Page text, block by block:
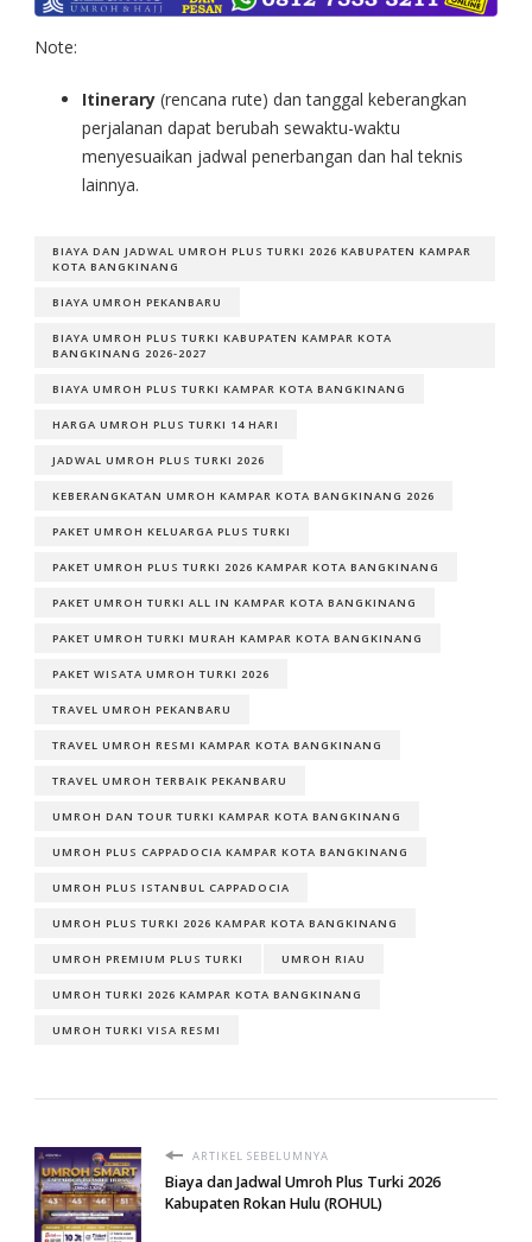
Note:
Itinerary (rencana rute) dan tanggal keberangkan
perjalanan dapat berubah sewaktu-waktu
menyesuaikan jadwal penerbangan dan hal teknis
lainnya.
BIAYA DAN JADWAL UMROH PLUS TURKI 2026 KABUPATEN KAMPAR
KOTA BANGKINANG
BIAYA UMROH PEKANBARU
BIAYA UMROH PLUS TURKI KABUPATEN KAMPAR KOTA
BANGKINANG 2026-2027
BIAYA UMROH PLUS TURKI KAMPAR KOTA BANGKINANG
HARGA UMROH PLUS TURKI 14 HARI
JADWAL UMROH PLUS TURKI 2026
KEBERANGKATAN UMROH KAMPAR KOTA BANGKINANG 2026
PAKET UMROH KELUARGA PLUS TURKI
PAKET UMROH PLUS TURKI 2026 KAMPAR KOTA BANGKINANG
PAKET UMROH TURKI ALL IN KAMPAR KOTA BANGKINANG
PAKET UMROH TURKI MURAH KAMPAR KOTA BANGKINANG
PAKET WISATA UMROH TURKI 2026
TRAVEL UMROH PEKANBARU
TRAVEL UMROH RESMI KAMPAR KOTA BANGKINANG
TRAVEL UMROH TERBAIK PEKANBARU
UMROH DAN TOUR TURKI KAMPAR KOTA BANGKINANG
UMROH PLUS CAPPADOCIA KAMPAR KOTA BANGKINANG
UMROH PLUS ISTANBUL CAPPADOCIA
UMROH PLUS TURKI 2026 KAMPAR KOTA BANGKINANG
UMROH PREMIUM PLUS TURKI UMROH RIAU
UMROH TURKI 2026 KAMPAR KOTA BANGKINANG
UMROH TURKI VISA RESMI
ARTIKEL SEBELUMNYA
Biaya dan Jadwal Umroh Plus Turki 2026
Kabupaten Rokan Hulu (ROHUL)